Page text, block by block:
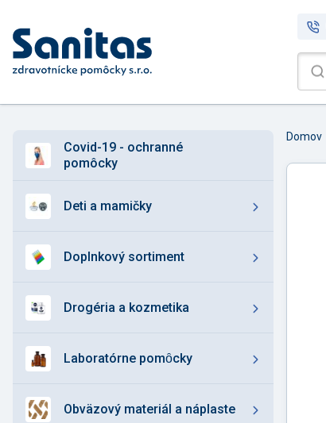
covid-19 - ochranné
pomôcky
deti a mamičky
doplnkový sortiment
drogéria a kozmetika
laboratórne pomȏcky
obväzový materiál a náplaste
Domov